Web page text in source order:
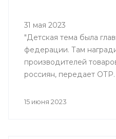
31 мая 2023
"Детская тема была
федерации. Там
производителей
россиян, передает
15 июня 2023